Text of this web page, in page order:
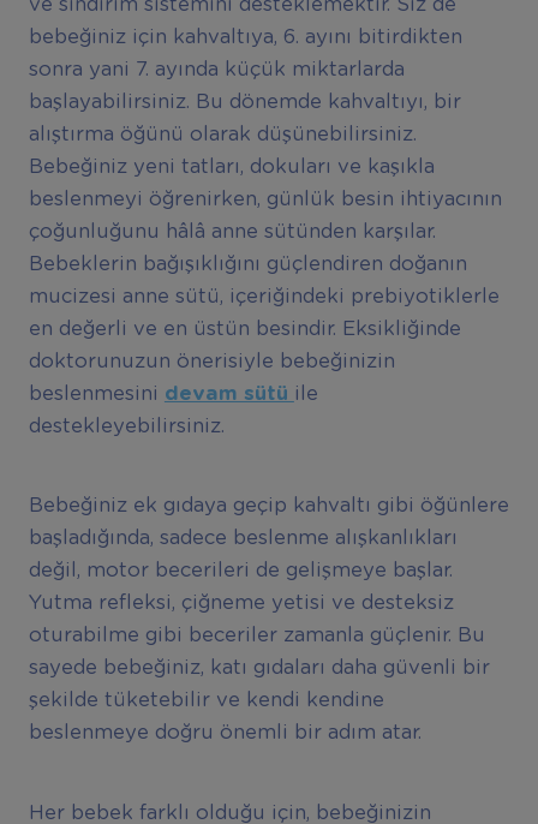
ve sindirim sistemini desteklemektir. Siz de
bebeğiniz için kahvaltıya, 6. ayını bitirdikten
sonra yani 7. ayında küçük miktarlarda
başlayabilirsiniz. Bu dönemde kahvaltıyı, bir
alıştırma öğünü olarak düşünebilirsiniz.
Bebeğiniz yeni tatları, dokuları ve kaşıkla
beslenmeyi öğrenirken, günlük besin ihtiyacının
çoğunluğunu hâlâ anne sütünden karşılar.
Bebeklerin bağışıklığını güçlendiren doğanın
mucizesi anne sütü, içeriğindeki prebiyotiklerle
en değerli ve en üstün besindir. Eksikliğinde
doktorunuzun önerisiyle bebeğinizin
beslenmesini devam sütü ile
destekleyebilirsiniz.
Bebeğiniz ek gıdaya geçip kahvaltı gibi öğünlere
başladığında, sadece beslenme alışkanlıkları
değil, motor becerileri de gelişmeye başlar.
Yutma refleksi, çiğneme yetisi ve desteksiz
oturabilme gibi beceriler zamanla güçlenir. Bu
sayede bebeğiniz, katı gıdaları daha güvenli bir
şekilde tüketebilir ve kendi kendine
beslenmeye doğru önemli bir adım atar.
Her bebek farklı olduğu için, bebeğinizin